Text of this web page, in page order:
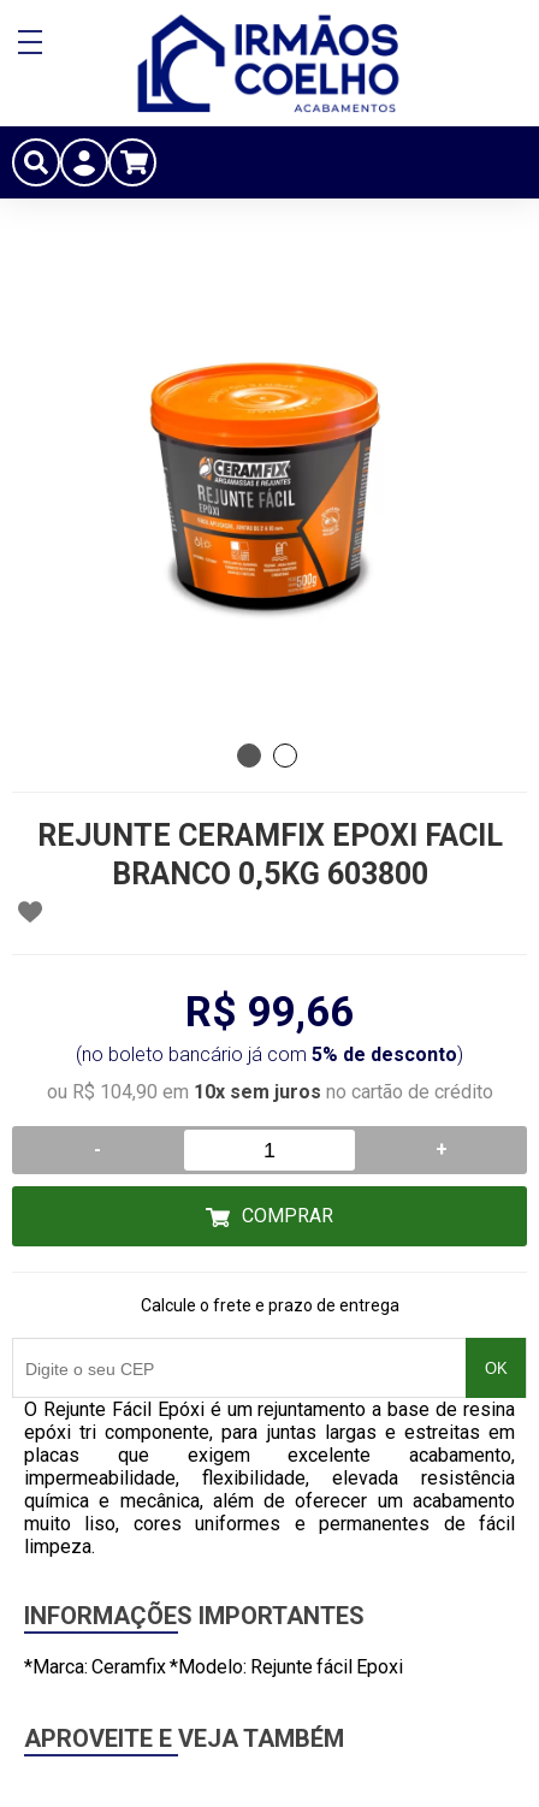
REJUNTE CERAMFIX EPOXI FACIL
BRANCO 0,5KG 603800
R$ 99,66
(no boleto bancário já com 5% de desconto)
ou R$ 104,90 em 10x sem juros no cartão de crédito
- +
COMPRAR
Calcule o frete e prazo de entrega
OK
O Rejunte Fácil Epóxi é um rejuntamento a base de resina
epóxi tri componente, para juntas largas e estreitas em
placas que exigem excelente acabamento,
impermeabilidade, flexibilidade, elevada resistência
química e mecânica, além de oferecer um acabamento
muito liso, cores uniformes e permanentes de fácil
limpeza.
INFORMAÇÕES IMPORTANTES
*Marca: Ceramfix *Modelo: Rejunte fácil Epoxi
APROVEITE E VEJA TAMBÉM